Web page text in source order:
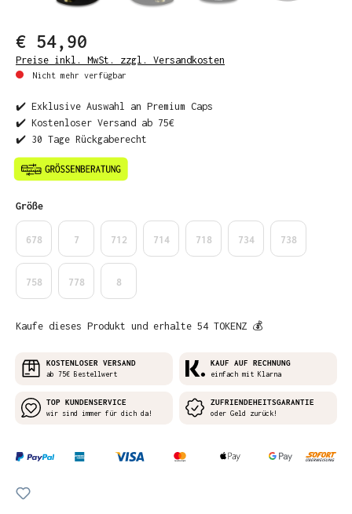
€ 54,90
Preise inkl. MwSt. zzgl. Versandkosten
Nicht mehr verfügbar
✔️ Exklusive Auswahl an Premium Caps
✔️ Kostenloser Versand ab 75€
✔️ 30 Tage Rückgaberecht
Größeauswählen
678 7 712 714 718 734 738
758 778 8
Kaufe dieses Produkt und erhalte 54 TOKENZ 💰
KOSTENLOSER VERSAND
ab 75€ Bestellwert
KAUF AUF RECHNUNG
einfach mit Klarna
TOP KUNDENSERVICE
wir sind immer für dich da!
ZUFRIENDEHEITSGARANTIE
oder Geld zurück!